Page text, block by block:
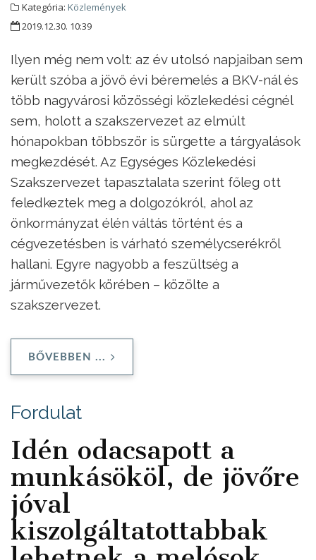
Kategória: Közlemények
2019.12.30. 10:39
Ilyen még nem volt: az év utolsó napjaiban sem
került szóba a jövő évi béremelés a BKV-nál és
több nagyvárosi közösségi közlekedési cégnél
sem, holott a szakszervezet az elmúlt
hónapokban többször is sürgette a tárgyalások
megkezdését. Az Egységes Közlekedési
Szakszervezet tapasztalata szerint főleg ott
feledkeztek meg a dolgozókról, ahol az
önkormányzat élén váltás történt és a
cégvezetésben is várható személycserékről
hallani. Egyre nagyobb a feszültség a
járművezetők körében – közölte a
szakszervezet.
BŐVEBBEN ...
Fordulat
Idén odacsapott a
munkásököl, de jövőre
jóval
kiszolgáltatottabbak